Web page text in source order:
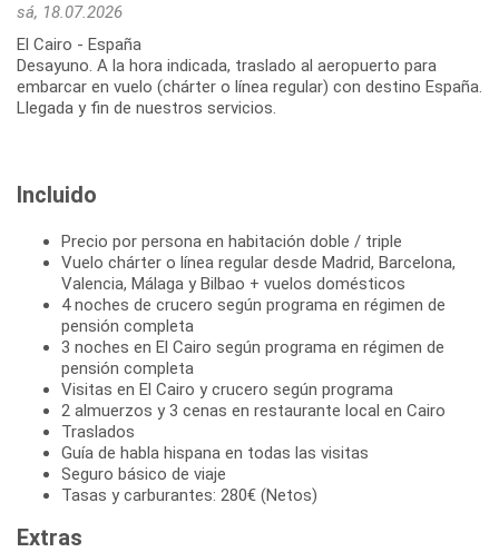
sá, 18.07.2026
El Cairo - España
Desayuno. A la hora indicada, traslado al aeropuerto para
embarcar en vuelo (chárter o línea regular) con destino España.
Llegada y fin de nuestros servicios.
Incluido
Precio por persona en habitación doble / triple
Vuelo chárter o línea regular desde Madrid, Barcelona,
Valencia, Málaga y Bilbao + vuelos domésticos
4 noches de crucero según programa en régimen de
pensión completa
3 noches en El Cairo según programa en régimen de
pensión completa
Visitas en El Cairo y crucero según programa
2 almuerzos y 3 cenas en restaurante local en Cairo
Traslados
Guía de habla hispana en todas las visitas
Seguro básico de viaje
Tasas y carburantes: 280€ (Netos)
Extras